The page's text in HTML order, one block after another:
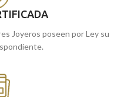
Joyeros poseen por Ley su